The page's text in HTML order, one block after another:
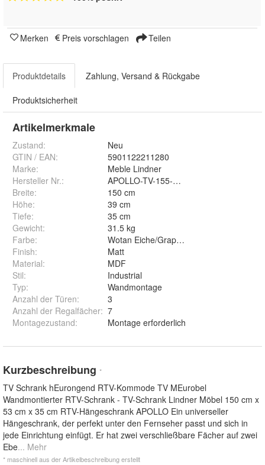
Merken Preis vorschlagen Teilen
Produktdetails Zahlung, Versand & Rückgabe
Produktsicherheit
Artikelmerkmale
Zustand:
Neu
GTIN / EAN:
5901122211280
Marke:
Meble Lindner
Hersteller Nr.:
APOLLO-TV-155-WOT-GRE
Breite:
150 cm
Höhe:
39 cm
Tiefe:
35 cm
Gewicht:
31.5 kg
Farbe:
Wotan Eiche/Graphit matt
Finish:
Matt
Material:
MDF
Stil:
Industrial
Typ:
Wandmontage
Anzahl der Türen:
3
Anzahl der Regalfächer: 7
Montagezustand: Montage erforderlich
Kurzbeschreibung *
TV Schrank hEurongend RTV-Kommode TV MEurobel
Wandmontierter RTV-Schrank - TV-Schrank Lindner Möbel 150 cm x
53 cm x 35 cm RTV-Hängeschrank APOLLO Ein universeller
Hängeschrank, der perfekt unter den Fernseher passt und sich in
jede Einrichtung einfügt. Er hat zwei verschließbare Fächer auf zwei
Ebe... Mehr
* maschinell aus der Artikelbeschreibung erstellt